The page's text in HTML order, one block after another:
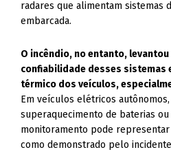
radares que alimentam sistemas
embarcada.
O incêndio, no entanto,
confiabilidade desses sistemas
térmico dos veículos,
Em veículos elétricos
superaquecimento de baterias
monitoramento pode
como demonstrado pelo